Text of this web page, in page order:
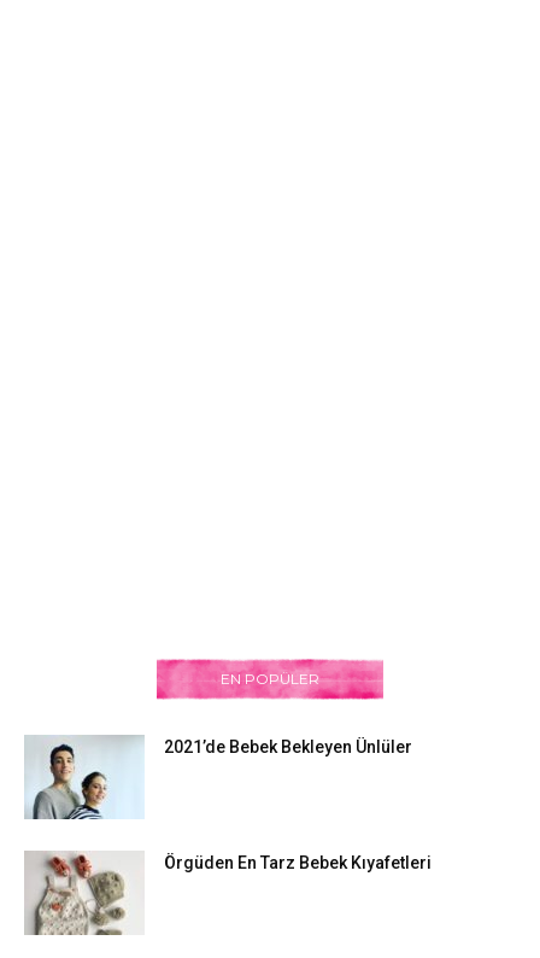
EN POPÜLER
2021’de Bebek Bekleyen Ünlüler
Örgüden En Tarz Bebek Kıyafetleri